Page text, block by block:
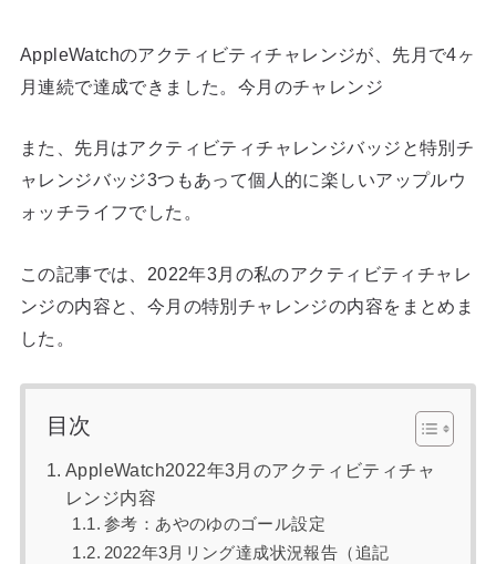
AppleWatchのアクティビティチャレンジが、先月で4ヶ
月連続で達成できました。今月のチャレンジ
また、先月はアクティビティチャレンジバッジと特別チ
ャレンジバッジ3つもあって個人的に楽しいアップルウ
ォッチライフでした。
この記事では、2022年3月の私のアクティビティチャレ
ンジの内容と、今月の特別チャレンジの内容をまとめま
した。
目次
AppleWatch2022年3月のアクティビティチャ
レンジ内容
参考：あやのゆのゴール設定
2022年3月リング達成状況報告（追記